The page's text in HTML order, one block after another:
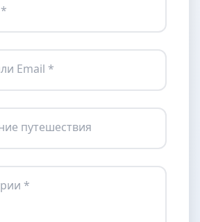
Email *
путешествия
*